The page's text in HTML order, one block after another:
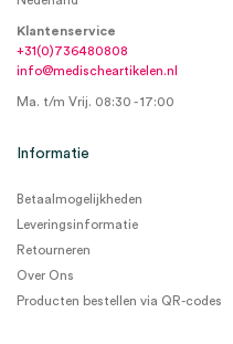
Klantenservice
+31(0)736480808
info@medischeartikelen.nl
Ma. t/m Vrij. 08:30 - 17:00
Informatie
Betaalmogelijkheden
Leveringsinformatie
Retourneren
Over Ons
Producten bestellen via QR-codes